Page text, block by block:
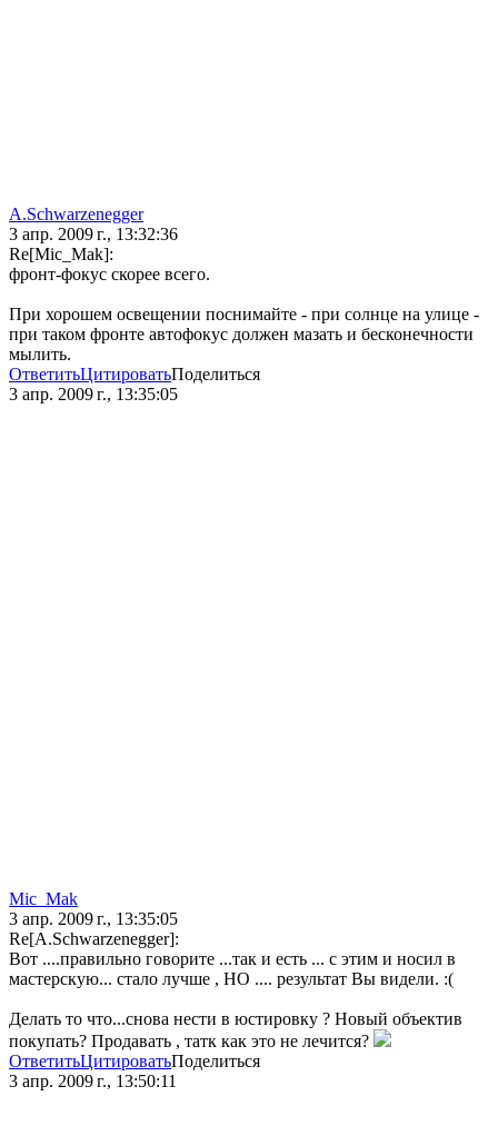
A.Schwarzenegger
3 апр. 2009 г., 13:32:36
Re[Mic_Mak]:
фронт-фокус скорее всего.
При хорошем освещении поснимайте - при солнце на улице -
при таком фронте автофокус должен мазать и бесконечности
мылить.
ОтветитьЦитироватьПоделиться
3 апр. 2009 г., 13:35:05
Mic_Mak
3 апр. 2009 г., 13:35:05
Re[A.Schwarzenegger]:
Вот ....правильно говорите ...так и есть ... с этим и носил в
мастерскую... стало лучше , НО .... результат Вы видели. :(
Делать то что...снова нести в юстировку ? Новый объектив
покупать? Продавать , татк как это не лечится?
ОтветитьЦитироватьПоделиться
3 апр. 2009 г., 13:50:11